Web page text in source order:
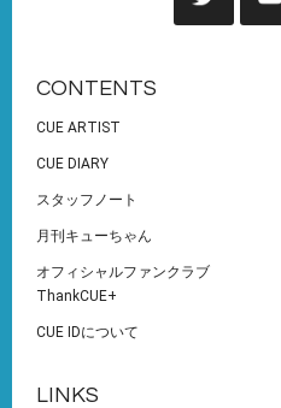
CONTENTS
CUE ARTIST
CUE DIARY
スタッフノート
月刊キューちゃん
オフィシャルファンクラブ
ThankCUE+
CUE IDについて
LINKS